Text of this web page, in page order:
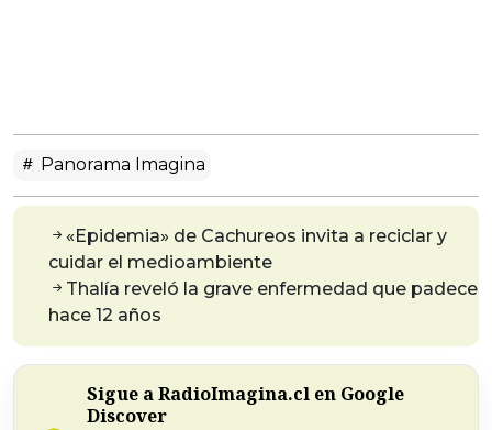
Panorama Imagina
«Epidemia» de Cachureos invita a reciclar y
cuidar el medioambiente
Thalía reveló la grave enfermedad que padece
hace 12 años
Sigue a RadioImagina.cl en Google
Discover